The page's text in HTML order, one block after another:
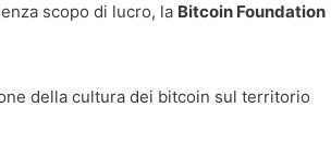
scopo di lucro, la Bitcoin Foundation
della cultura dei bitcoin sul territorio